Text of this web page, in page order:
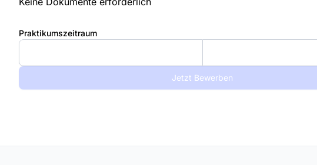
Praktikumszeitraum
Jetzt Bewerben